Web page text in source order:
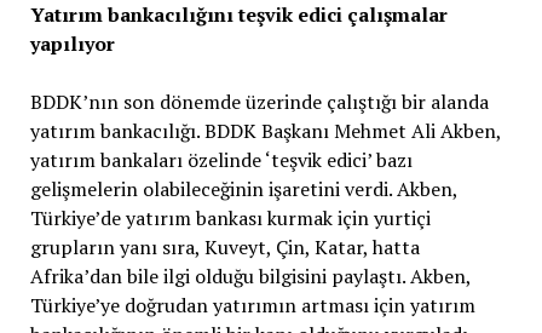
Yatırım bankacılığını teşvik edici çalışmalar
yapılıyor
BDDK’nın son dönemde üzerinde çalıştığı bir alanda
yatırım bankacılığı. BDDK Başkanı Mehmet Ali Akben,
yatırım bankaları özelinde ‘teşvik edici’ bazı
gelişmelerin olabileceğinin işaretini verdi. Akben,
Türkiye’de yatırım bankası kurmak için yurtiçi
grupların yanı sıra, Kuveyt, Çin, Katar, hatta
Afrika’dan bile ilgi olduğu bilgisini paylaştı. Akben,
Türkiye’ye doğrudan yatırımın artması için yatırım